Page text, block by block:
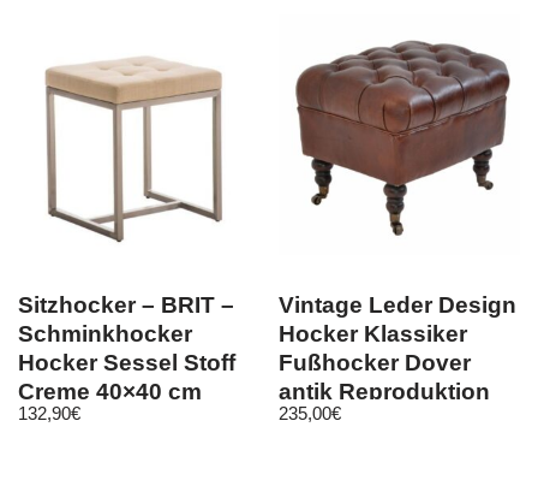
Sitzhocker – BRIT –
Schminkhocker
Hocker Sessel Stoff
Creme 40×40 cm
132,90€
Vintage Leder Design
Hocker Klassiker
Fußhocker Dover
antik Reproduktion
1056ST
235,00€